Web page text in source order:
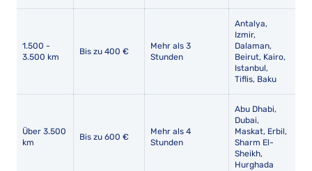
1.500 -
3.500 km
Bis zu 400 €
Mehr als 3
Stunden
Antalya,
Izmir,
Dalaman,
Beirut, Kairo,
Istanbul,
Tiflis, Baku
Über 3.500
km
Bis zu 600 €
Mehr als 4
Stunden
Abu Dhabi,
Dubai,
Maskat, Erbil,
Sharm El-
Sheikh,
Hurghada